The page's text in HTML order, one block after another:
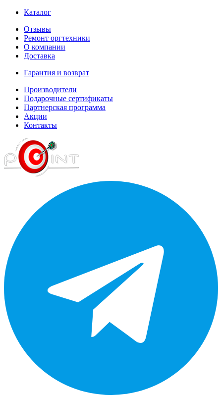
Каталог
Отзывы
Ремонт оргтехники
О компании
Доставка
Гарантия и возврат
Производители
Подарочные сертификаты
Партнерская программа
Акции
Контакты